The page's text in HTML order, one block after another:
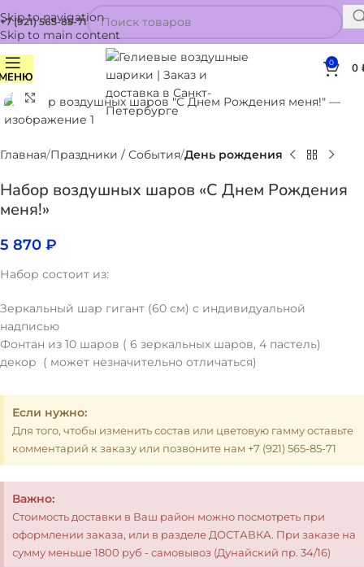
Skip to navigation
Skip to main content
+7 (921) 565-85-71
0 0
Нажмите, чтобы увеличить
Главная Праздники / События День рождения
Набор воздушных шаров «С Днем Рождения
меня!»
5 870 ₽
Набор состоит из:
Зеркальный шар гигант (60 см) с индивидуальной
надписью
Фонтан из 10 шаров ( 6 зеркальных шаров, 4 пастель)
декор ( может незначительно отличаться)
Если нужно:
Для того, чтобы изменить состав или цветовую гамму оставьте
комментарий к заказу или позвоните нам +7 (921) 565-85-71
Важно:
Стоимость доставки в Ваш район можно посмотреть при
оформлении заказа, или в разделе ДОСТАВКА. При заказе на
сумму меньше 1800 руб - самовывоз (Дунайский пр. 34/16)